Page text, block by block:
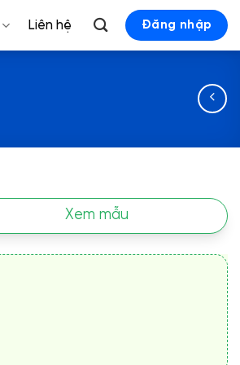
Liên hệ Đăng nhập
Xem mẫu